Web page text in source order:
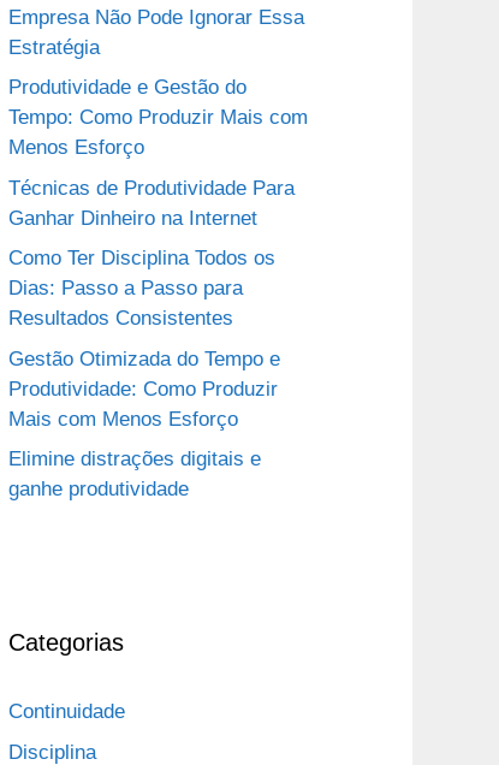
Empresa Não Pode Ignorar Essa
Estratégia
Produtividade e Gestão do
Tempo: Como Produzir Mais com
Menos Esforço
Técnicas de Produtividade Para
Ganhar Dinheiro na Internet
Como Ter Disciplina Todos os
Dias: Passo a Passo para
Resultados Consistentes
Gestão Otimizada do Tempo e
Produtividade: Como Produzir
Mais com Menos Esforço
Elimine distrações digitais e
ganhe produtividade
Categorias
Continuidade
Disciplina